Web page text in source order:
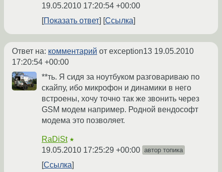
19.05.2010 17:20:54 +00:00
Показать ответ
Ссылка
Ответ на: комментарий от exception13 19.05.2010
17:20:54 +00:00
**ть. Я сидя за ноутбуком разговариваю по
скайпу, ибо микрофон и динамики в него
встроены, хочу точно так же звонить через
GSM модем например. Родной вендософт
модема это позволяет.
RaDiSt ★
19.05.2010 17:25:29 +00:00 автор топика
Ссылка